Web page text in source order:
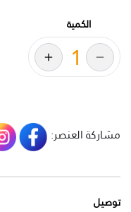
الكمية
مشاركة العنصر:
توصيل